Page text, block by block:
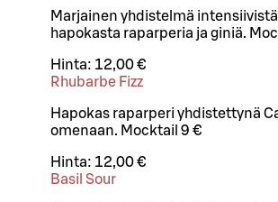
Marjainen yhdistelmä
hapokasta raparperia ja giniä.
Hinta: 12,00 €
Rhubarbe Fizz
Hapokas raparperi yhdistettynä
omenaan. Mocktail 9 €
Hinta: 12,00 €
Basil Sour